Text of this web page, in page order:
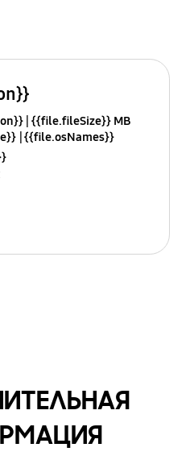
{{file.fileSize}} MB
{{file.osNames}}